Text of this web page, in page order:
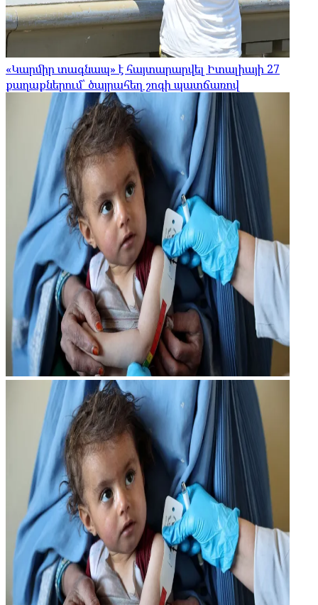
«Կարմիր տագնապ» է հայտարարվել Իտալիայի 27
քաղաքներում՝ ծայրահեղ շոգի պատճառով